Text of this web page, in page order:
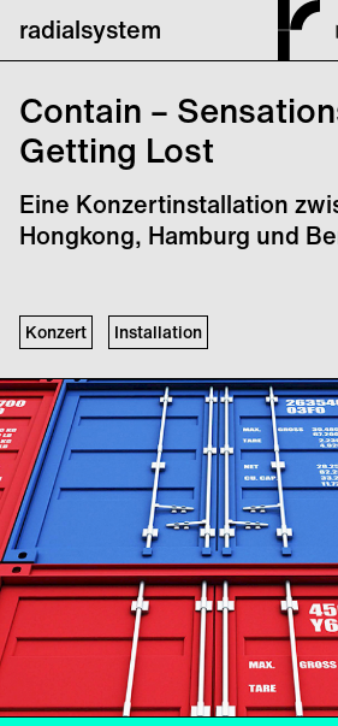
radialsystem
Contain –
Getting Lost
Eine Konzertinstallation
Hongkong, Hamburg und
Konzert Installation